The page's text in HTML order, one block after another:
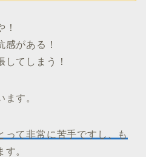
！
感がある！
してしまう！
す。
って非常に苦手ですし、も
す。